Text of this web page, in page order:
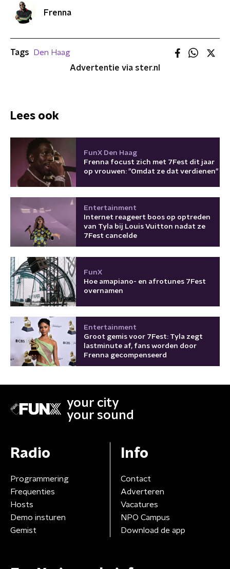
Frenna
Tags
Den Haag
Advertentie via ster.nl
Lees ook
FunX Den Haag
Frenna focust zich met 7Fest dit jaar
op vrouwen: "Omdat ze dat verdienen"
Entertainment
Internet reageert boos op optreden
van Tyla bij Louis Vuitton nadat ze
7Fest cancelde
FunX
Hoe amapiano- en afrotunes 7Fest
overnamen
Entertainment
Groot gemis voor 7Fest: Tyla zegt
lastminute af, fans worden door
Frenna gecompenseerd
your city
your sound
Radio
Programmering
Frequenties
Hosts
Demo insturen
Gemist
Info
Contact
Adverteren
Vacatures
NPO Campus
Download de app